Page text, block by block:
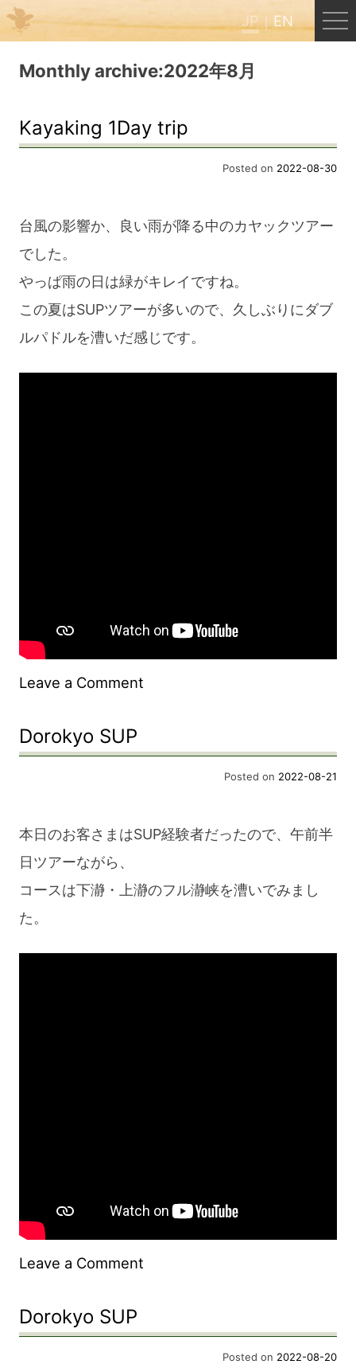
JP EN
Menu
JP
B&B Cafe ほんぐう
くまのエクスペリエンス
blog
Monthly archive:2022年8月
Kayaking 1Day trip
Posted on 2022-08-30
台風の影響か、良い雨が降る中のカヤックツアー
でした。
やっぱ雨の日は緑がキレイですね。
この夏はSUPツアーが多いので、久しぶりにダブ
ルパドルを漕いだ感じです。
Leave a Comment
Dorokyo SUP
Posted on 2022-08-21
本日のお客さまはSUP経験者だったので、午前半
日ツアーながら、
コースは下瀞・上瀞のフル瀞峡を漕いでみまし
た。
Leave a Comment
Dorokyo SUP
Posted on 2022-08-20